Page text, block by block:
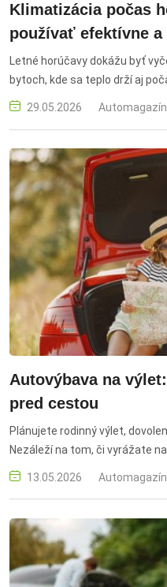
Klimatizácia počas
používať efektívne
Letné horúčavy dokážu byť
bytoch, kde sa teplo drží aj
stáva čoraz bežnejšou
prinášala skutočný komfort a
ideálna teplota v byte,
klimatizácia zdravie, čistenie
29.05.2026 Automagazín
Autovýbava na
pred cestou
Plánujete rodinný výlet,
Nezáleží na tom, či vyrážate
správna výbava do auta vám
nepríjemnosti na ceste.
autovýbava na výlet, čo si
rodinný výlet, bezpečnosť na
kontrola auta pred cestou
13.05.2026 Automagazín